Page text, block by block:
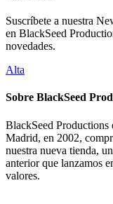
Suscríbete a nuestra
en BlackSeed
novedades.
Alta
Sobre BlackSeed
BlackSeed Productions
Madrid, en 2002,
nuestra nueva tienda,
anterior que lanzamos
valores.